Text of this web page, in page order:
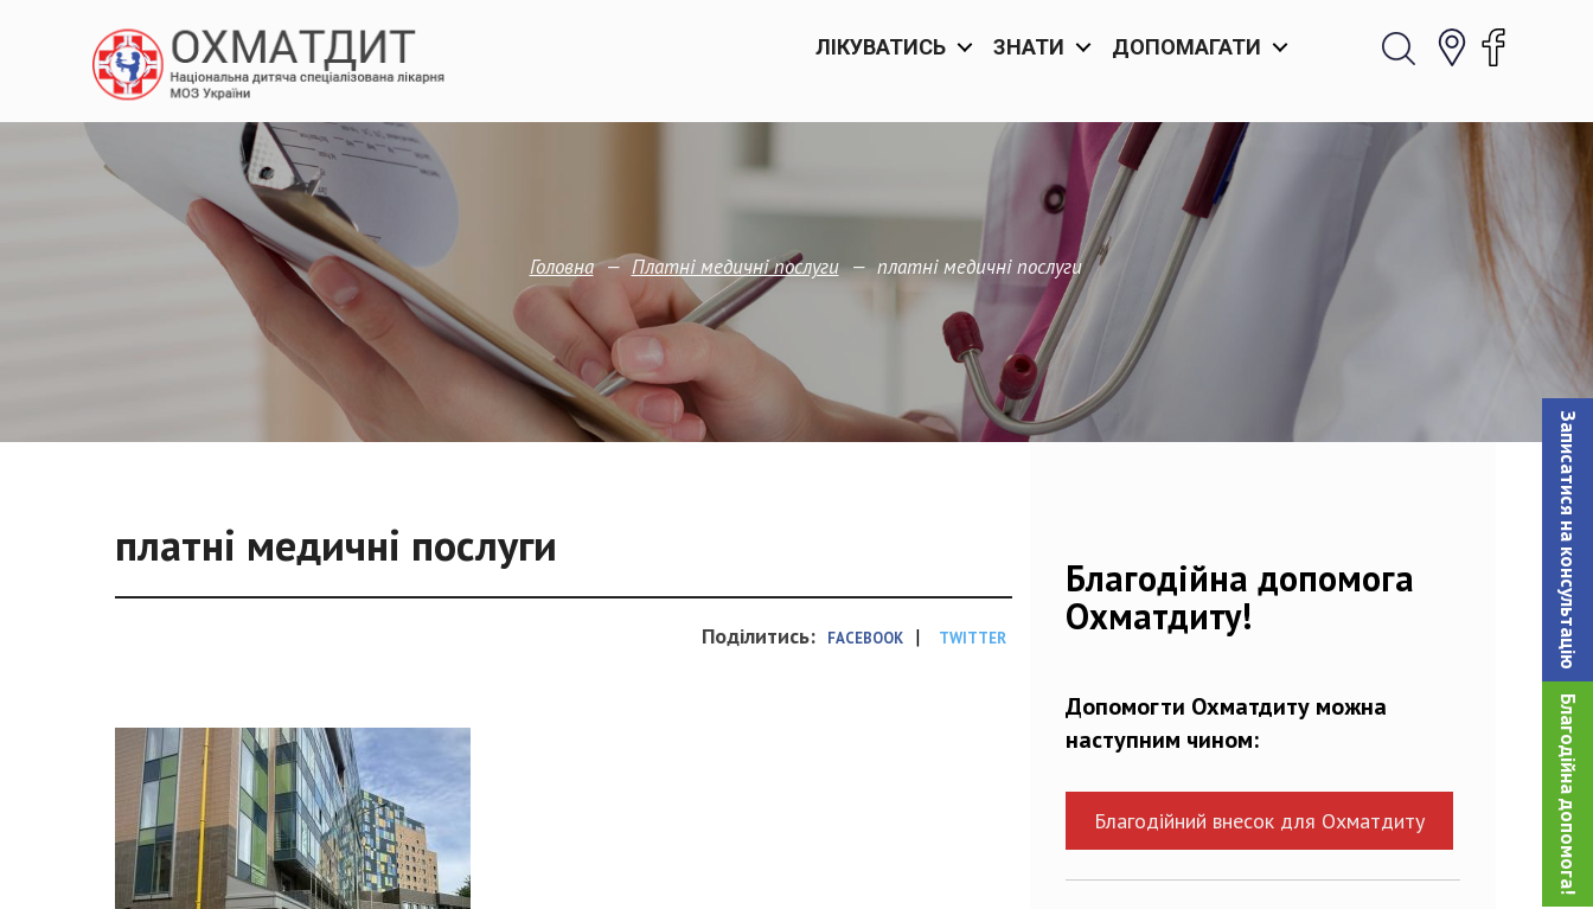
Записатися на консультацiю
Благодійна допомога!
ЛІКУВАТИСЬ ЗНАТИ ДОПОМАГАТИ
Головна — Платні медичні послуги — платні медичні послуги
платні медичні послуги
Поділитись: FACEBOOK | TWITTER
Благодійна допомога
Охматдиту!
Допомогти Охматдиту можна
наступним чином:
Благодійний внесок для Охматдиту